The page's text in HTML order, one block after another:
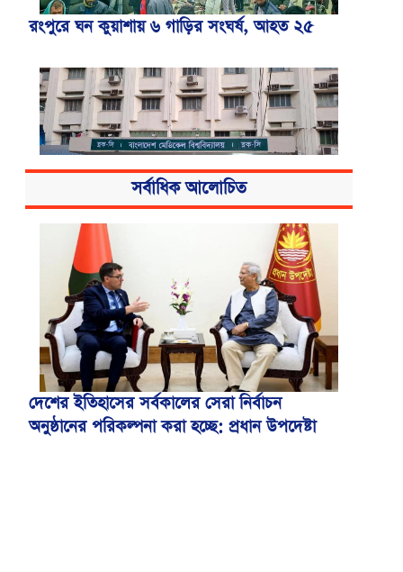
রংপুরে ঘন কুয়াশায় ৬ গাড়ির সংঘর্ষ, আহত ২৫
বিএসএমএমইউয়ের নতুন নাম বাংলাদেশ
মেডিকেল বিশ্ববিদ্যালয়
সর্বাধিক আলোচিত
দেশের ইতিহাসের সর্বকালের সেরা নির্বাচন
অনুষ্ঠানের পরিকল্পনা করা হচ্ছে: প্রধান উপদেষ্টা